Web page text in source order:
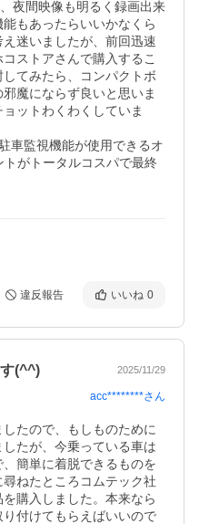
夜間映像も明るく録画出来
もあったらいいかなくら
迷いましたが、前回迅速
ストアさんで購入するこ
てみたら、コンパクトボ
魔にならず良いと思いま
ットわくわくしていま
車監視機能が使用できるオ
がトータルコスパで最終
違反報告 いいね 0
(^^) 2025/11/29
acc********さん
たので、もしものために
たが、今乗っている車は
簡単に着脱できるものを
ねたところコムテック社
購入しました。本来なら
付けてもらえばいいので